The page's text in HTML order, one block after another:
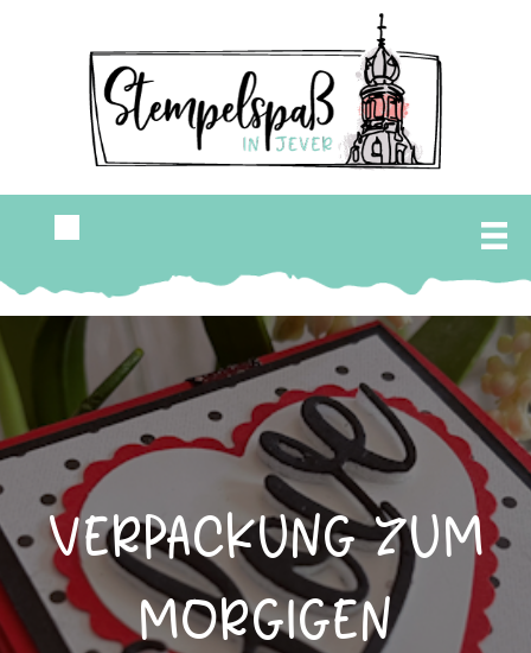
Verpackung zum
morgigen